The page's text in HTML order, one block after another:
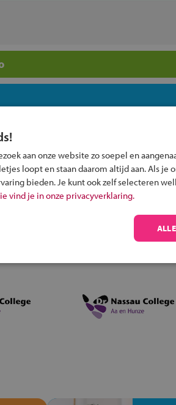
informatie om je kind aan te melden bij
aan onze website zo soepel en
loopt en staan daarom altijd aan. Als je
bieden. Je kunt ook zelf selecteren
vind je in onze privacyverklaring.